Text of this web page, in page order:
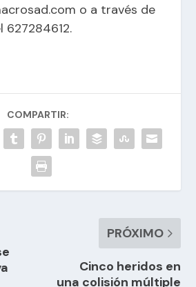
o a través de
627284612.
COMPARTIR:
PRÓXIMO
Cinco heridos en
una colisión múltiple